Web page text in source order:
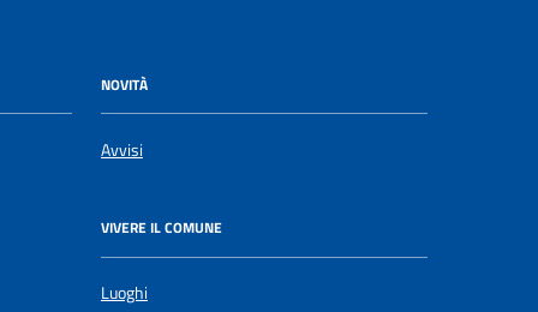
NOVITÀ
Avvisi
VIVERE IL COMUNE
Luoghi